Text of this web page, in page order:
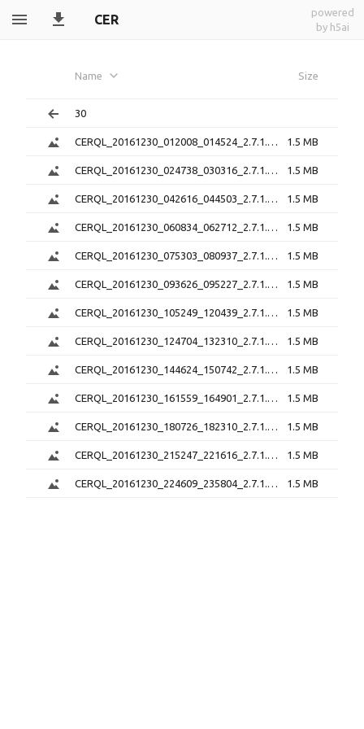
CER
powered
by h5ai
Name Size
30
CERQL_20161230_012008_014524_2.7.1.png 1.5 MB
CERQL_20161230_024738_030316_2.7.1.png 1.5 MB
CERQL_20161230_042616_044503_2.7.1.png 1.5 MB
CERQL_20161230_060834_062712_2.7.1.png 1.5 MB
CERQL_20161230_075303_080937_2.7.1.png 1.5 MB
CERQL_20161230_093626_095227_2.7.1.png 1.5 MB
CERQL_20161230_105249_120439_2.7.1.png 1.5 MB
CERQL_20161230_124704_132310_2.7.1.png 1.5 MB
CERQL_20161230_144624_150742_2.7.1.png 1.5 MB
CERQL_20161230_161559_164901_2.7.1.png 1.5 MB
CERQL_20161230_180726_182310_2.7.1.png 1.5 MB
CERQL_20161230_215247_221616_2.7.1.png 1.5 MB
CERQL_20161230_224609_235804_2.7.1.png 1.5 MB